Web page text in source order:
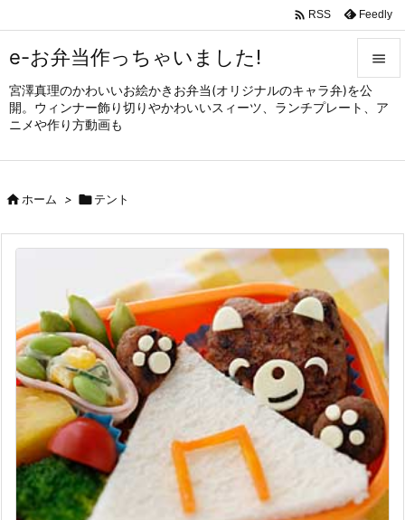
e-お弁当作っちゃいました!
宮澤真理のかわいいお絵かきお弁当(オリジナルのキャラ弁)を公
開。ウィンナー飾り切りやかわいいスィーツ、ランチプレート、ア
ニメや作り方動画も


メニュ
サイド

次へ

検索
 RSS Feedly
ホーム > テント